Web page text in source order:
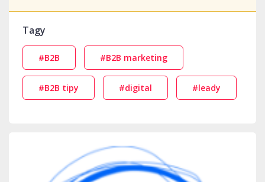
Tagy
#B2B #B2B marketing
#B2B tipy #digital #leady